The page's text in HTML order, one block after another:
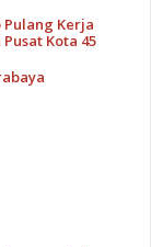
Pulang Kerja
Kota 45